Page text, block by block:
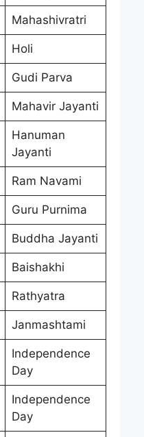
Mahashivratri
Holi
Gudi Parva
Mahavir Jayanti
Hanuman
Jayanti
Ram Navami
Guru Purnima
Buddha Jayanti
Baishakhi
Rathyatra
Janmashtami
Independence
Day
Independence
Day